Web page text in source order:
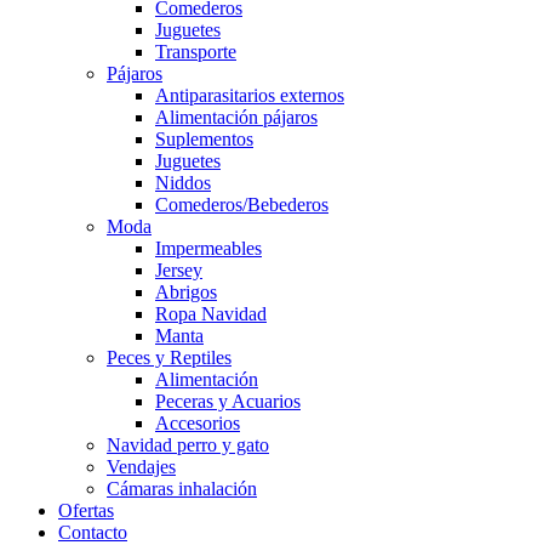
Comederos
Juguetes
Transporte
Pájaros
Antiparasitarios externos
Alimentación pájaros
Suplementos
Juguetes
Niddos
Comederos/Bebederos
Moda
Impermeables
Jersey
Abrigos
Ropa Navidad
Manta
Peces y Reptiles
Alimentación
Peceras y Acuarios
Accesorios
Navidad perro y gato
Vendajes
Cámaras inhalación
Ofertas
Contacto